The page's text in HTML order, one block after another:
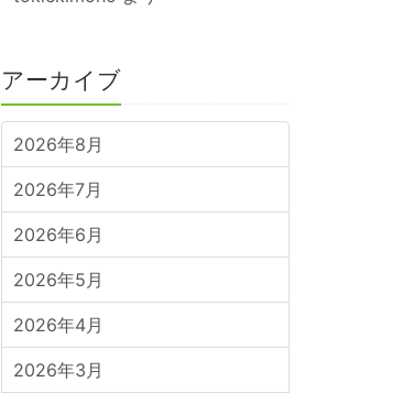
アーカイブ
2026年8月
2026年7月
2026年6月
2026年5月
2026年4月
2026年3月